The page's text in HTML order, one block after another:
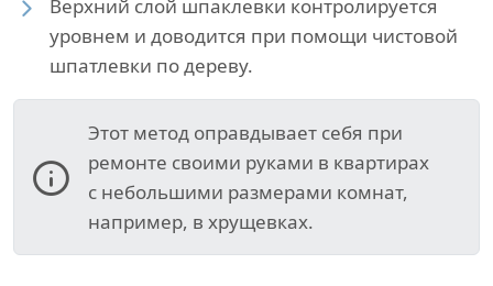
Верхний слой шпаклевки контролируется
уровнем и доводится при помощи чистовой
шпатлевки по дереву.
Этот метод оправдывает себя при
ремонте своими руками в квартирах
с небольшими размерами комнат,
например, в хрущевках.